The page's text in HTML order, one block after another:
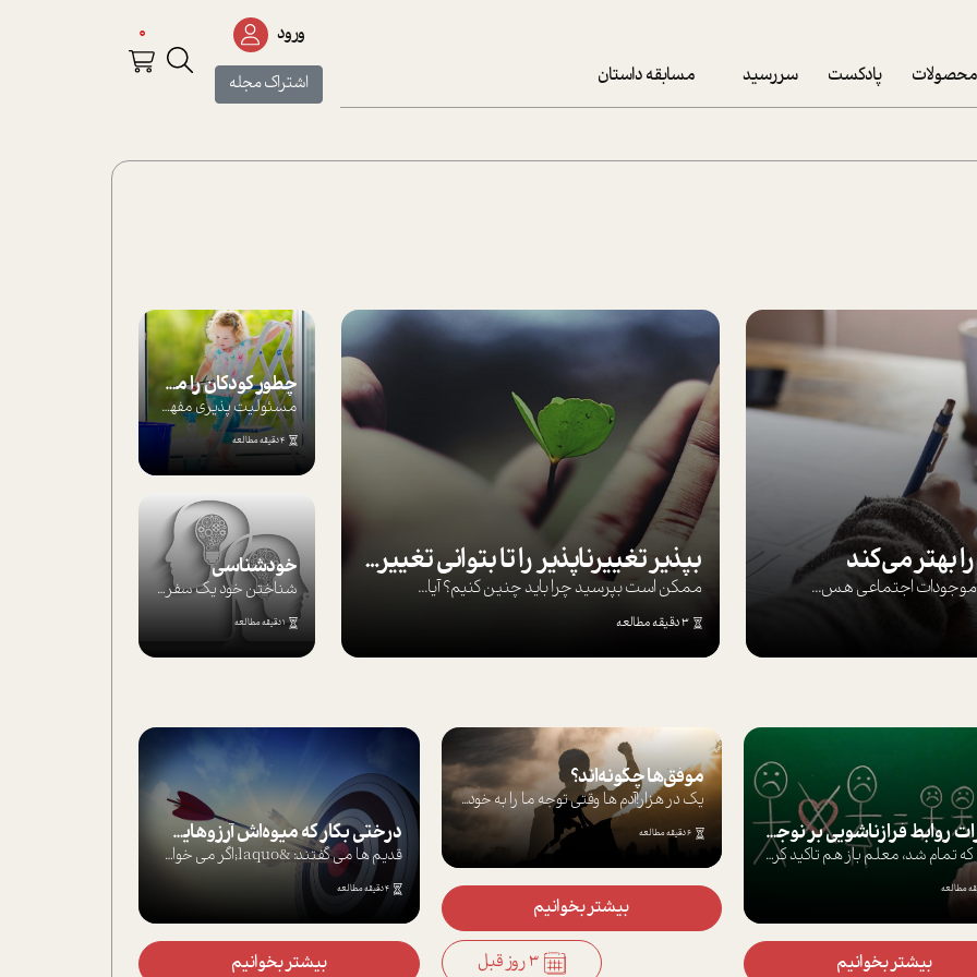
محصولات پادکست سررسید
تقویم دیواری
مسابقه داستان
ورود
اشتراک مجله
0
بهتر می‌کند
موجودات اجتماعی هس...
بپذير تغييرناپذير را تا بتواني تغييرش دهي!‏
ممکن است بپرسيد چرا بايد چنين کنيم؟ آيا...
3 دقیقه مطالعه
چطور کودکان را مسئولیت‌پذیر بار بیاورید؟
مسئولیت پذیری مفهومی ا ست که هر چه کودکت...
4 دقیقه مطالعه
خودشناسی
شناختن خود یک سفر است؛ سفری که از مسیره...
1 دقیقه مطالعه
تاثيرات روابط فرا‌زناشويي بر نوجوانان
درس كه تمام شد، معلم باز هم تاکید کرد که...
بیشتر بخوانیم
موفق‌ها چگونه‌اند؟
یک در هزار!آدم ها وقتی توجه ما را به خود...
6 دقیقه مطالعه
بیشتر بخوانیم
3 روز قبل
درختی بکار که میوه‌اش آرزوهایت باشد!
قدیم ها می گفتند: &laquo;اگر می خواهی ه...
4 دقیقه مطالعه
بیشتر بخوانیم